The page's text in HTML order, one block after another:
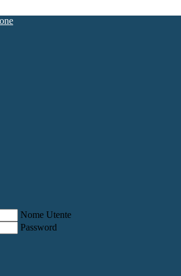
Nome Utente
Password